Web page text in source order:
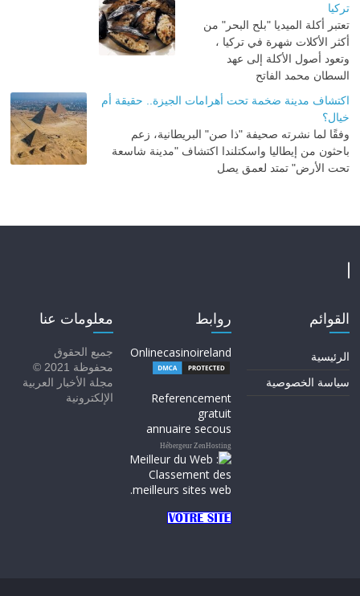
تركيا
تعتبر أكلة الميديا "بلح البحر" من
أكثر الأكلات شهرة في تركيا ،
وتعود أصول الأكلة إلى عهد
السطان محمد الفاتح
اكتشاف مدينة ضخمة تحت أهرامات الجيزة.. حقيقة أم
خيال؟
وفقًا لما نشرته صحيفة "ذا صن" البريطانية، زعم
باحثون من إيطاليا واسكتلندا اكتشاف "مدينة شاسعة
تحت الأرض" تمتد لعمق يصل
القوائم
الرئيسية
سياسة الخصوصية
روابط
Onlinecasinoireland
Referencement
gratuit
annuaire secous
Hébergeur ZenHosting
معلومات عنا
جميع الحقوق
محفوظة 2021 ©
مجلة الأخبار العربية
الإلكترونية